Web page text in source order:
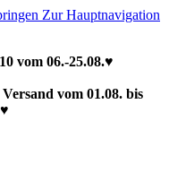
Zur Hauptnavigation
vom 06.-25.08.♥
vom 01.08. bis